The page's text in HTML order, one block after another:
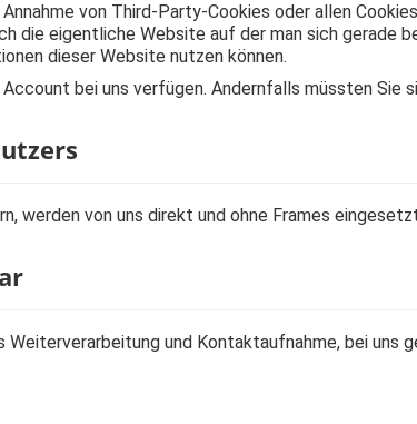
von Third-Party-Cookies oder allen
die eigentliche Website auf der man sich gerade
dieser Website nutzen können.
bei uns verfügen. Andernfalls müssten Sie
werden von uns direkt und ohne Frames
und Kontaktaufnahme, bei uns